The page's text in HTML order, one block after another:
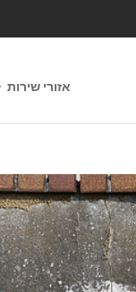
אזורי שירות